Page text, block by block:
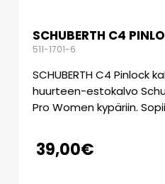
SCHUBERTH C4
511-1701-6
SCHUBERTH C4 Pinlock
huurteen-estokalvo
Pro Women kypäriin.
39,00€